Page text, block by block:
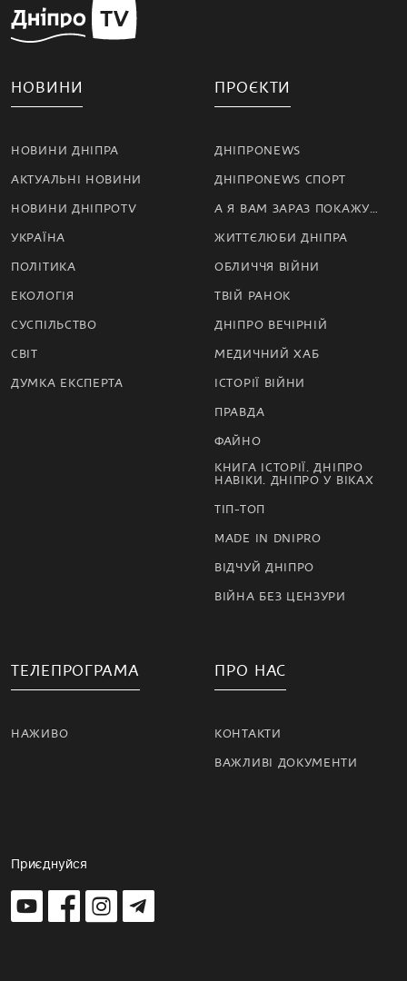
НОВИНИ
НОВИНИ ДНІПРА
АКТУАЛЬНІ НОВИНИ
НОВИНИ ДНІПРОTV
УКРАЇНА
ПОЛІТИКА
ЕКОЛОГІЯ
СУСПІЛЬСТВО
СВІТ
ДУМКА ЕКСПЕРТА
ПРОЄКТИ
ДНІПРОNEWS
ДНІПРОNEWS СПОРТ
А Я ВАМ ЗАРАЗ ПОКАЖУ…
ЖИТТЄЛЮБИ ДНІПРА
ОБЛИЧЧЯ ВІЙНИ
ТВІЙ РАНОК
ДНІПРО ВЕЧІРНІЙ
МЕДИЧНИЙ ХАБ
ІСТОРІЇ ВІЙНИ
ПРАВДА
ФАЙНО
КНИГА ІСТОРІЇ. ДНІПРО
НАВІКИ. ДНІПРО У ВІКАХ
ТІП-ТОП
MADE IN DNIPRO
ВІДЧУЙ ДНІПРО
ВІЙНА БЕЗ ЦЕНЗУРИ
ТЕЛЕПРОГРАМА
НАЖИВО
ПРО НАС
КОНТАКТИ
ВАЖЛИВІ ДОКУМЕНТИ
Приєднуйся